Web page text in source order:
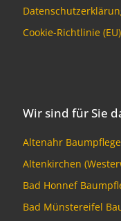
Cookie-Richtlinie (EU)
Wir sind für Sie
Altenahr
Altenkirchen
Bad Honnef
Bad Münstereifel